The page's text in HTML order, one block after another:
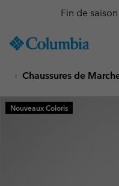
TO
SKIP
MAIN
NAV
Fin de
Chaussures de
Nouveaux Coloris